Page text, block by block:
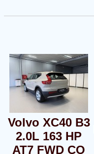
Volvo XC40 B3
2.0L 163 HP
AT7 FWD CO